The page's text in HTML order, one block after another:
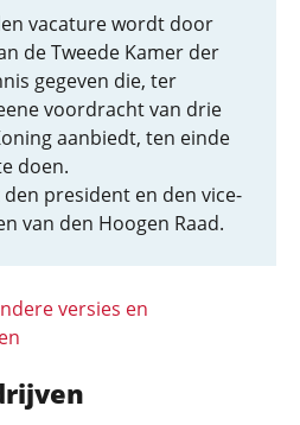
vacature wordt door
de Tweede Kamer der
gegeven die, ter
voordracht van drie
aanbiedt, ten einde
doen.
president en den vice-
van den Hoogen Raad.
versies en